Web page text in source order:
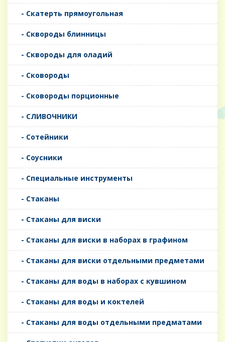
- Скатерть прямоугольная
- Сквороды блинницы
- Сквороды для оладий
- Сковороды
- Сковороды порционные
- СЛИВОЧНИКИ
- Сотейники
- Соусники
- Специальные инструменты
- Стаканы
- Стаканы для виски
- Стаканы для виски в наборах в графином
- Стаканы для виски отдельными предметами
- Стаканы для воды в наборах с кувшином
- Стаканы для воды и коктелей
- Стаканы для воды отдельными предматами